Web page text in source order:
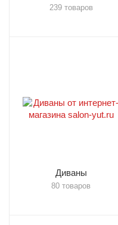
239 товаров
Диваны
80 товаров